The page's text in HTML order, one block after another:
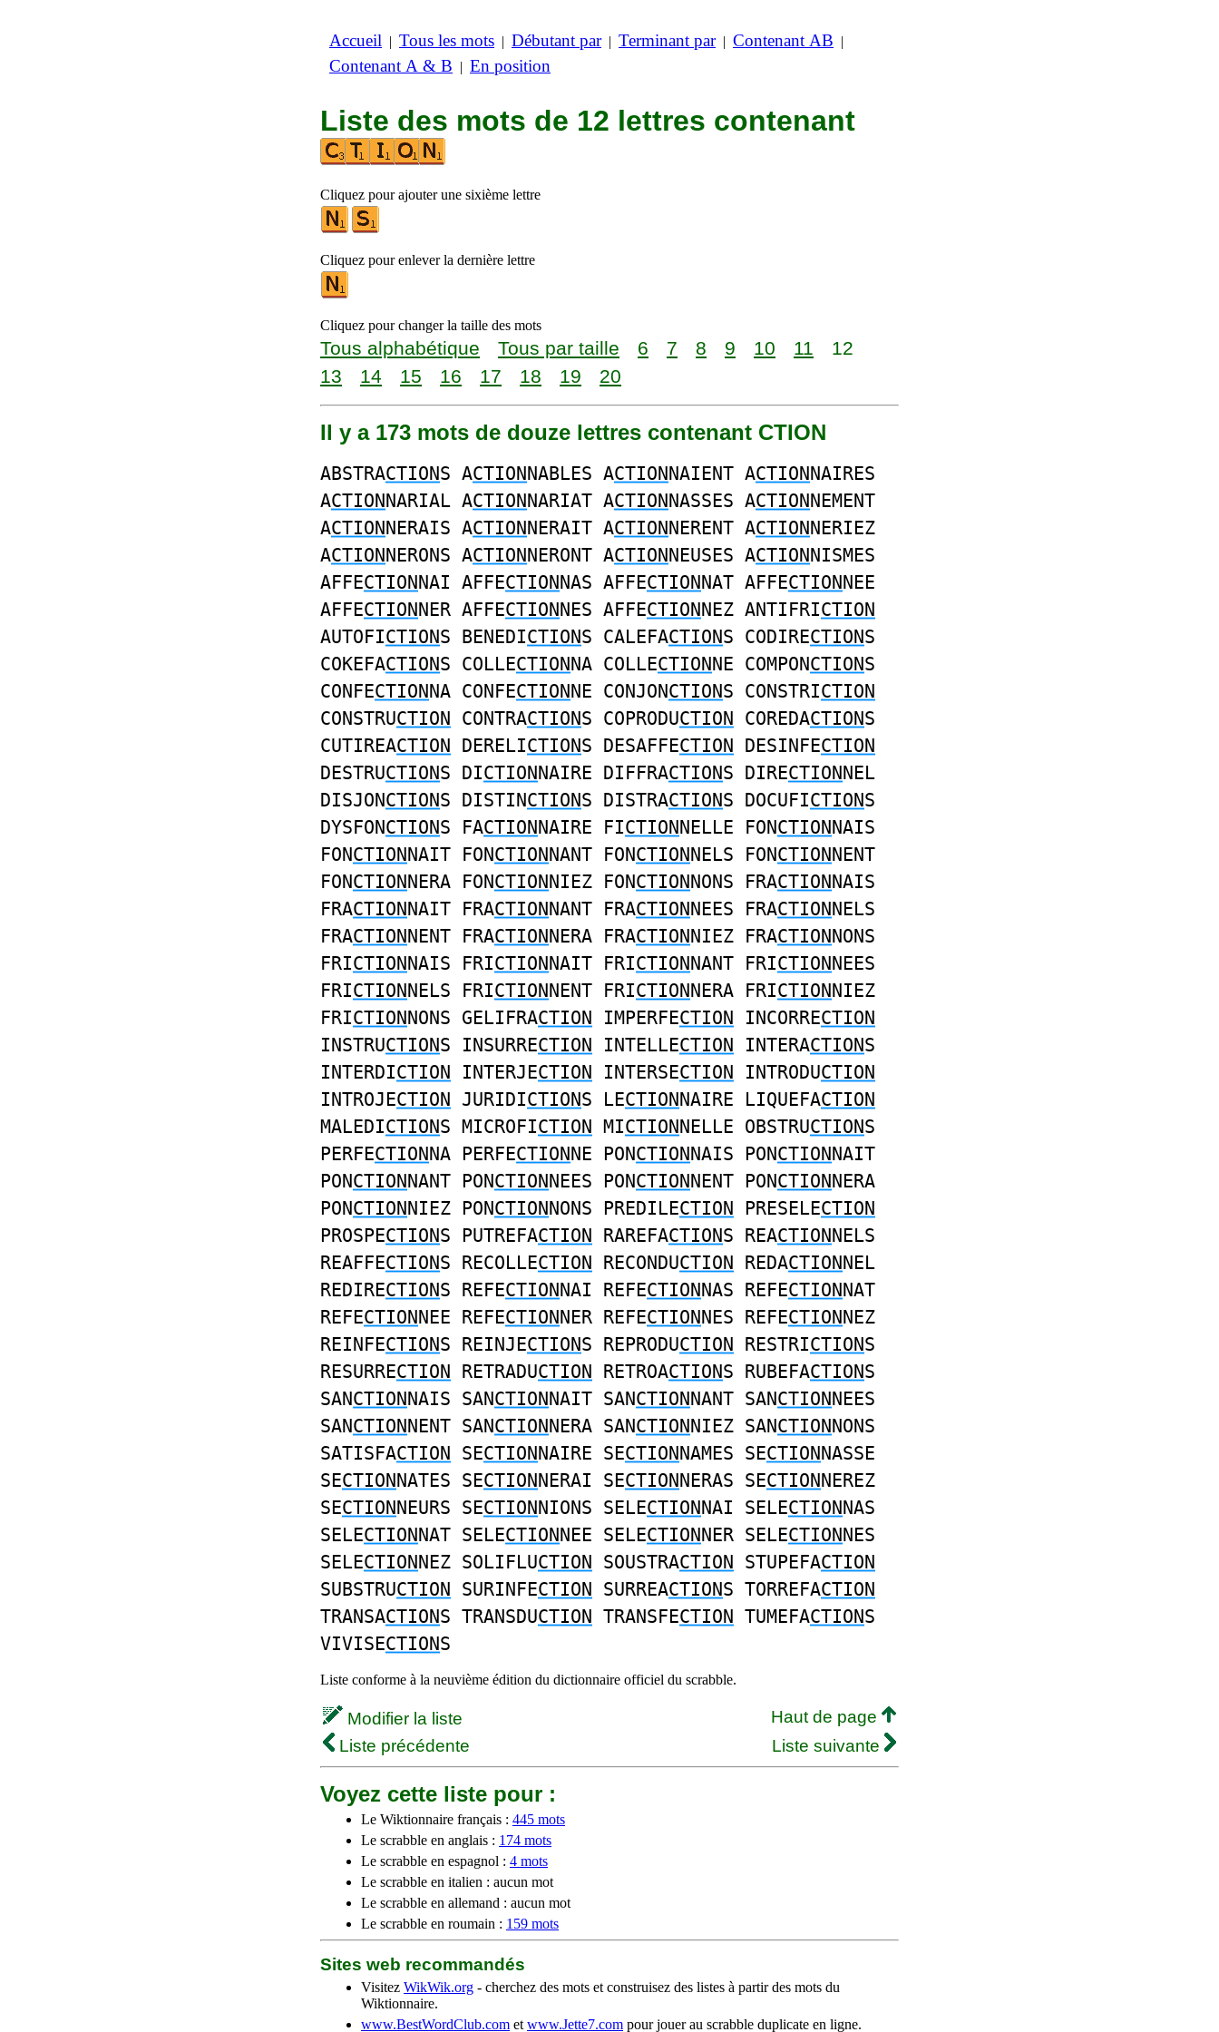
Accueil | Tous les mots | Débutant par| Terminant par| Contenant AB |
Contenant A & B | En position
Liste des mots de 12 lettres contenant
Cliquez pour ajouter une sixième lettre
Cliquez pour enlever la dernière lettre
Cliquez pour changer la taille des mots
Tous alphabétique Tous par taille 6 7 8 9 10 11
12
13
14 15 16 17 18 19 20
Il y a 173 mots de douze lettres contenant CTION
ABSTRACTIONS ACTIONNABLES ACTIONNAIENT ACTIONNAIRES
ACTIONNARIAL ACTIONNARIAT ACTIONNASSES ACTIONNEMENT
ACTIONNERAIS ACTIONNERAIT ACTIONNERENT ACTIONNERIEZ
ACTIONNERONS ACTIONNERONT ACTIONNEUSES ACTIONNISMES
AFFECTIONNAI AFFECTIONNAS AFFECTIONNAT AFFECTIONNEE
AFFECTIONNER AFFECTIONNES AFFECTIONNEZ ANTIFRICTION
AUTOFICTIONS BENEDICTIONS CALEFACTIONS CODIRECTIONS
COKEFACTIONS COLLECTIONNA COLLECTIONNE COMPONCTIONS
CONFECTIONNA CONFECTIONNE CONJONCTIONS CONSTRICTION
CONSTRUCTION CONTRACTIONS COPRODUCTION COREDACTIONS
CUTIREACTION DERELICTIONS DESAFFECTION DESINFECTION
DESTRUCTIONS DICTIONNAIRE DIFFRACTIONS DIRECTIONNEL
DISJONCTIONS DISTINCTIONS DISTRACTIONS DOCUFICTIONS
DYSFONCTIONS FACTIONNAIRE FICTIONNELLE FONCTIONNAIS
FONCTIONNAIT FONCTIONNANT FONCTIONNELS FONCTIONNENT
FONCTIONNERA FONCTIONNIEZ FONCTIONNONS FRACTIONNAIS
FRACTIONNAIT FRACTIONNANT FRACTIONNEES FRACTIONNELS
FRACTIONNENT FRACTIONNERA FRACTIONNIEZ FRACTIONNONS
FRICTIONNAIS FRICTIONNAIT FRICTIONNANT FRICTIONNEES
FRICTIONNELS FRICTIONNENT FRICTIONNERA FRICTIONNIEZ
FRICTIONNONS GELIFRACTION IMPERFECTION INCORRECTION
INSTRUCTIONS INSURRECTION INTELLECTION INTERACTIONS
INTERDICTION INTERJECTION INTERSECTION INTRODUCTION
INTROJECTION JURIDICTIONS LECTIONNAIRE LIQUEFACTION
MALEDICTIONS MICROFICTION MICTIONNELLE OBSTRUCTIONS
PERFECTIONNA PERFECTIONNE PONCTIONNAIS PONCTIONNAIT
PONCTIONNANT PONCTIONNEES PONCTIONNENT PONCTIONNERA
PONCTIONNIEZ PONCTIONNONS PREDILECTION PRESELECTION
PROSPECTIONS PUTREFACTION RAREFACTIONS REACTIONNELS
REAFFECTIONS RECOLLECTION RECONDUCTION REDACTIONNEL
REDIRECTIONS REFECTIONNAI REFECTIONNAS REFECTIONNAT
REFECTIONNEE REFECTIONNER REFECTIONNES REFECTIONNEZ
REINFECTIONS REINJECTIONS REPRODUCTION RESTRICTIONS
RESURRECTION RETRADUCTION RETROACTIONS RUBEFACTIONS
SANCTIONNAIS SANCTIONNAIT SANCTIONNANT SANCTIONNEES
SANCTIONNENT SANCTIONNERA SANCTIONNIEZ SANCTIONNONS
SATISFACTION SECTIONNAIRE SECTIONNAMES SECTIONNASSE
SECTIONNATES SECTIONNERAI SECTIONNERAS SECTIONNEREZ
SECTIONNEURS SECTIONNIONS SELECTIONNAI SELECTIONNAS
SELECTIONNAT SELECTIONNEE SELECTIONNER SELECTIONNES
SELECTIONNEZ SOLIFLUCTION SOUSTRACTION STUPEFACTION
SUBSTRUCTION SURINFECTION SURREACTIONS TORREFACTION
TRANSACTIONS TRANSDUCTION TRANSFECTION TUMEFACTIONS
VIVISECTIONS
Liste conforme à la neuvième édition du dictionnaire officiel du scrabble.
Modifier la liste
Haut de page
Liste précédente
Liste suivante
Voyez cette liste pour :
Le Wiktionnaire français : 445 mots
Le scrabble en anglais : 174 mots
Le scrabble en espagnol : 4 mots
Le scrabble en italien : aucun mot
Le scrabble en allemand : aucun mot
Le scrabble en roumain : 159 mots
Sites web recommandés
Visitez WikWik.org - cherchez des mots et construisez des listes à partir des mots du
Wiktionnaire.
www.BestWordClub.com et www.Jette7.com pour jouer au scrabble duplicate en ligne.